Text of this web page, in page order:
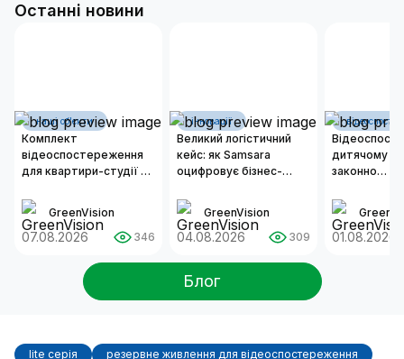
Останні новини
наші об'єкти
Комплект
відеоспостереження
для квартири-студії 50
GreenVision
07.08.2026 346
інновації
Великий логістичний
кейс: як Samsara
оцифровує бізнес-
автопарків
GreenVision
04.08.2026 309
дитячому
законно
та як
надійну
безпеки?
01.08.2026
Блог
lite серія
резервне живлення для відеоспостереження